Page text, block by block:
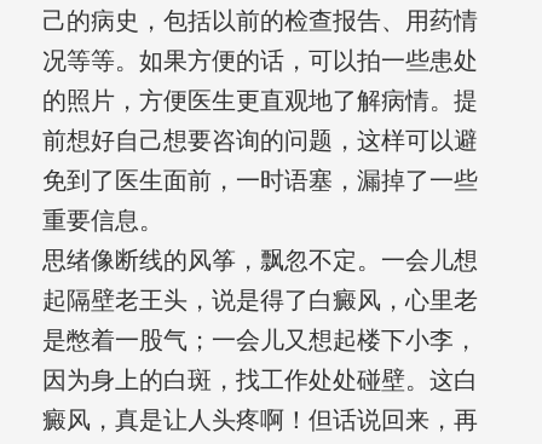
己的病史，包括以前的检查报告、用药情
况等等。如果方便的话，可以拍一些患处
的照片，方便医生更直观地了解病情。提
前想好自己想要咨询的问题，这样可以避
免到了医生面前，一时语塞，漏掉了一些
重要信息。
思绪像断线的风筝，飘忽不定。一会儿想
起隔壁老王头，说是得了白癜风，心里老
是憋着一股气；一会儿又想起楼下小李，
因为身上的白斑，找工作处处碰壁。这白
癜风，真是让人头疼啊！但话说回来，再